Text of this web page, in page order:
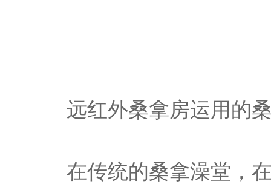
远红外桑拿房运用的
在传统的桑拿澡堂，